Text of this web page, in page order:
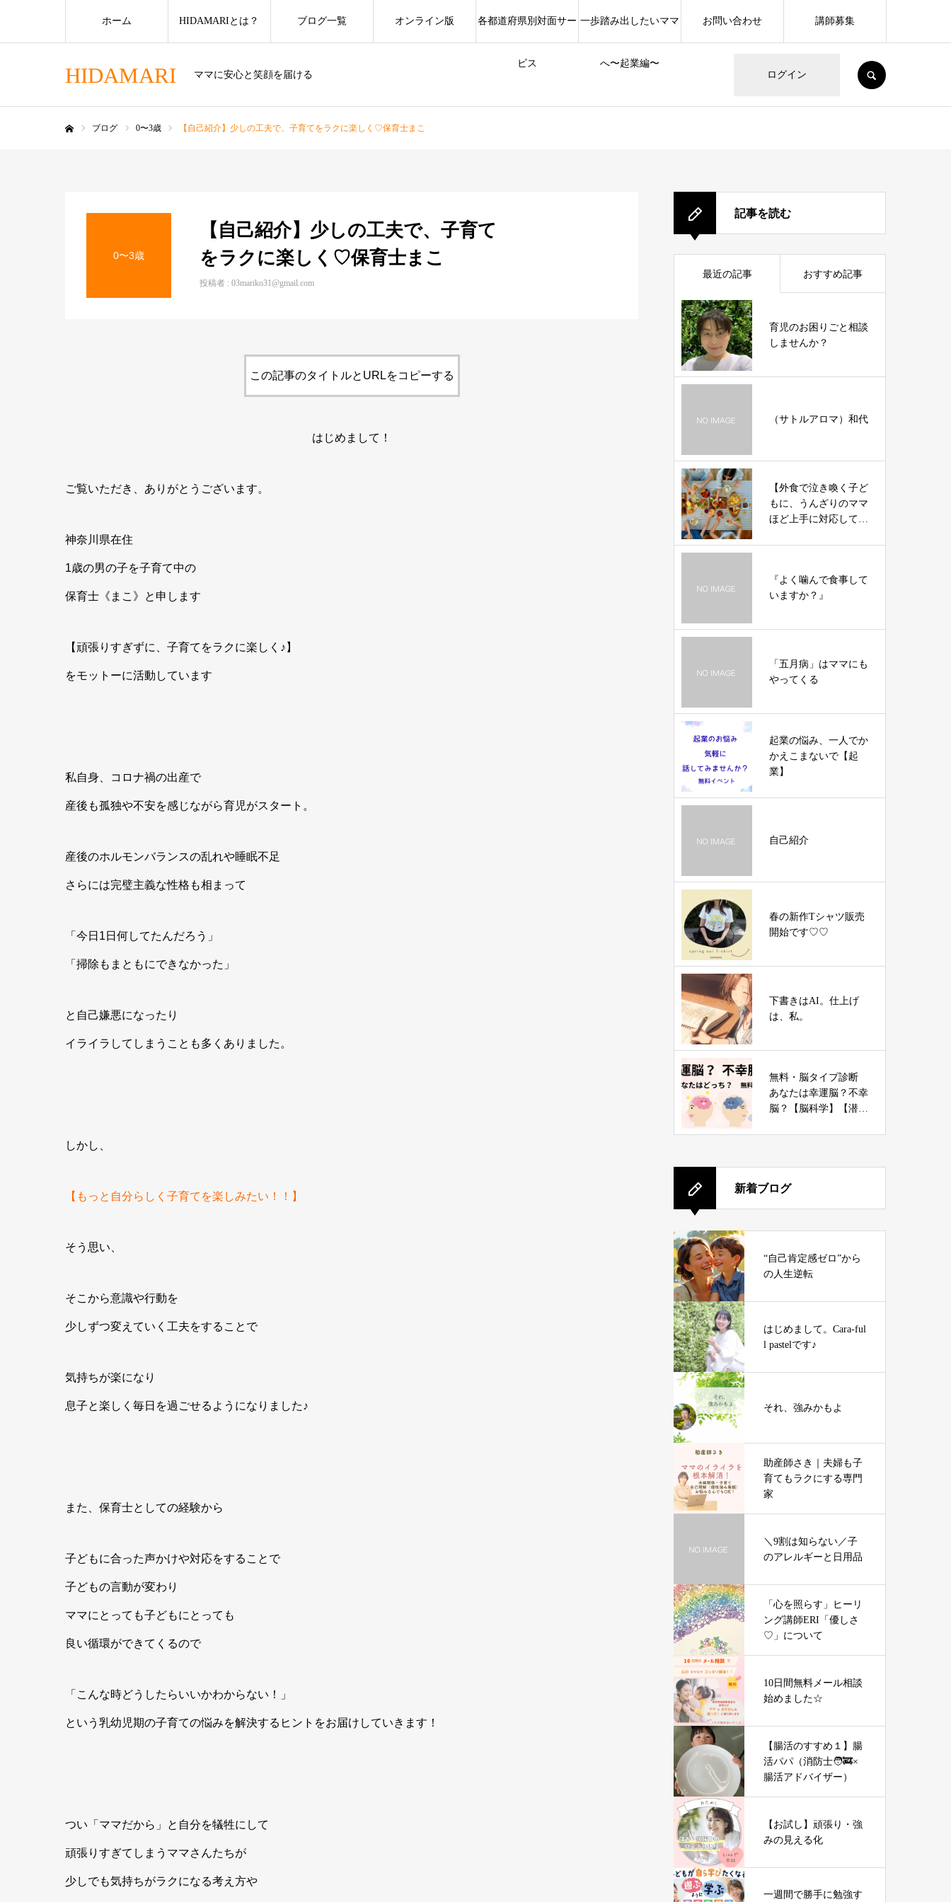
HIDAMARI ママに安心と笑顔を届ける ログイン
SEARCH
ホーム HIDAMARIとは？ ブログ一覧 オンライン版 各都道府県別対面サー
ビス
一歩踏み出したいママ
へ〜起業編〜
お問い合わせ 講師募集
ブログ 0〜3歳 【自己紹介】少しの工夫で、子育てをラクに楽しく♡保育士まこ
0〜3歳
【自己紹介】少しの工夫で、子育て
をラクに楽しく♡保育士まこ
投稿者 : 03mariko31@gmail.com
この記事のタイトルとURLをコピーする
はじめまして！
ご覧いただき、ありがとうございます。
神奈川県在住
1歳の男の子を子育て中の
保育士《まこ》と申します
【頑張りすぎずに、子育てをラクに楽しく♪】
をモットーに活動しています
私自身、コロナ禍の出産で
産後も孤独や不安を感じながら育児がスタート。
産後のホルモンバランスの乱れや睡眠不足
さらには完璧主義な性格も相まって
「今日1日何してたんだろう」
「掃除もまともにできなかった」
と自己嫌悪になったり
イライラしてしまうことも多くありました。
しかし、
【もっと自分らしく子育てを楽しみたい！！】
そう思い、
そこから意識や行動を
少しずつ変えていく工夫をすることで
気持ちが楽になり
息子と楽しく毎日を過ごせるようになりました♪
また、保育士としての経験から
子どもに合った声かけや対応をすることで
子どもの言動が変わり
ママにとっても子どもにとっても
良い循環ができてくるので
「こんな時どうしたらいいかわからない！」
という乳幼児期の子育ての悩みを解決するヒントをお届けしていきます！
つい「ママだから」と自分を犠牲にして
頑張りすぎてしまうママさんたちが
少しでも気持ちがラクになる考え方や
記事を読む
最近の記事 おすすめ記事
育児のお困りごと相談
しませんか？
（サトルアロマ）和代
【外食で泣き喚く子ど
もに、うんざりのママ
ほど上手に対応してい
『よく噛んで食事して
いますか？』
「五月病」はママにも
やってくる
起業の悩み、一人でか
かえこまないで【起
業】
自己紹介
春の新作Tシャツ販売
開始です♡♡
下書きはAI。仕上げ
は、私。
無料・脳タイプ診断
あなたは幸運脳？不幸
脳？【脳科学】【潜在
新着ブログ
“自己肯定感ゼロ”から
の人生逆転
はじめまして。Cara-ful
l pastelです♪
それ、強みかもよ
助産師さき｜夫婦も子
育てもラクにする専門
家
＼9割は知らない／子
のアレルギーと日用品
「心を照らす」ヒーリ
ング講師ERI「優しさ
♡」について
10日間無料メール相談
始めました☆
【腸活のすすめ１】腸
活パパ（消防士🧑‍🚒×
腸活アドバイザー）
【お試し】頑張り・強
みの見える化
一週間で勝手に勉強す